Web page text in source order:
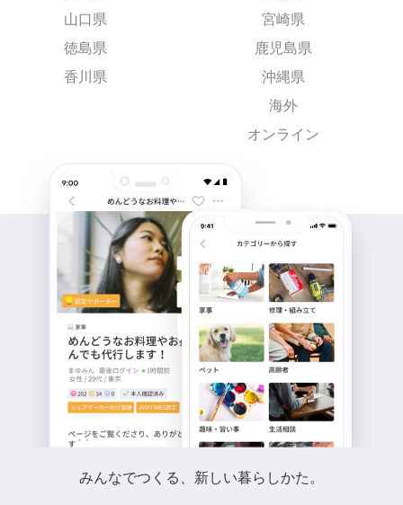
山口県
徳島県
香川県
宮崎県
鹿児島県
沖縄県
海外
オンライン
みんなでつくる、新しい暮らしかた。